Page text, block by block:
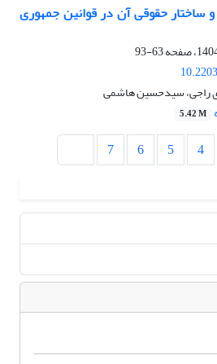
حقوقی آن در قوانین جمهوری
63-93
راجی، سیدحسین هاشمی
5.42 M
4
5
6
7